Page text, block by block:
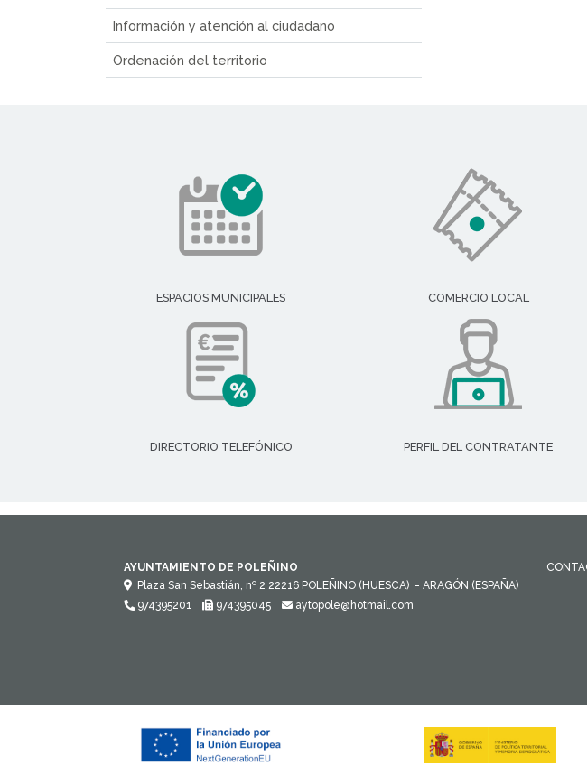
Información y atención al ciudadano
Ordenación del territorio
ESPACIOS MUNICIPALES COMERCIO LOCAL
DIRECTORIO TELEFÓNICO PERFIL DEL CONTRATANTE
AYUNTAMIENTO DE POLEÑINO
Plaza San Sebastián, nº 2 22216 POLEÑINO (HUESCA) - ARAGÓN (ESPAÑA)
974395201
974395045 aytopole@hotmail.com